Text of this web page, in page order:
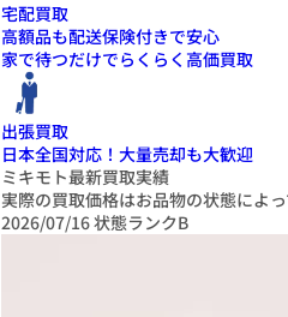
宅配買取
高額品も配送保険付きで安心
家で待つだけでらくらく高価買取
出張買取
日本全国対応！大量売却も大歓迎
ミキモト最新買取実績
実際の買取価格はお品物の状態によ
2026/07/16状態ランクB